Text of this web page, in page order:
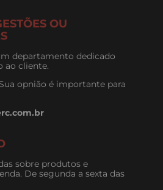
OU
departamento dedicado
ao cliente.
opnião é importante para
sobre produtos e
De segunda a sexta das